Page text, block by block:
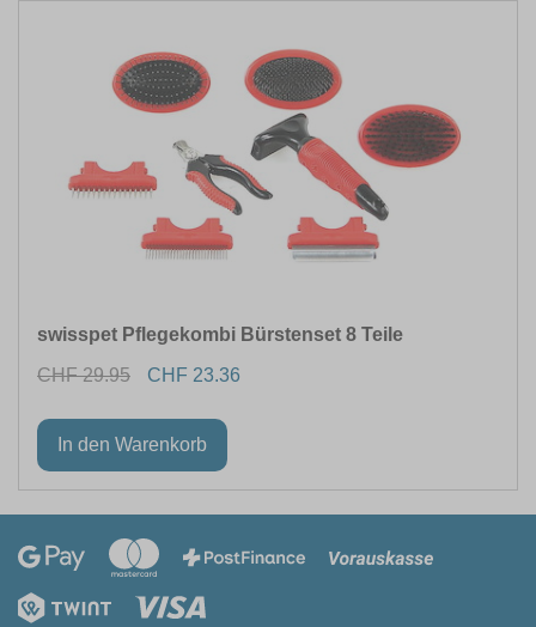
swisspet Pflegekombi Bürstenset 8 Teile
CHF 29.95
CHF 23.36